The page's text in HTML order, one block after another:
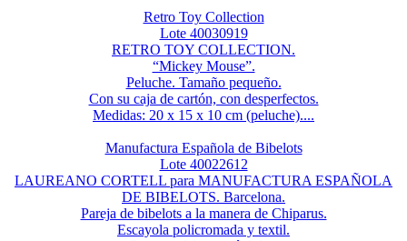
Retro Toy Collection
Lote 40030919
RETRO TOY COLLECTION.
“Mickey Mouse”.
Peluche. Tamaño pequeño.
Con su caja de cartón, con desperfectos.
Medidas: 20 x 15 x 10 cm (peluche)....
Manufactura Española de Bibelots
Lote 40022612
LAUREANO CORTELL para MANUFACTURA ESPAÑOLA
DE BIBELOTS. Barcelona.
Pareja de bibelots a la manera de Chiparus.
Escayola policromada y textil.